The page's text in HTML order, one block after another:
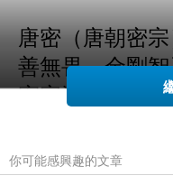
唐密（唐朝密
善無畏、金剛
密宗流派，發
教中，以《大日
你可能感興趣的文章